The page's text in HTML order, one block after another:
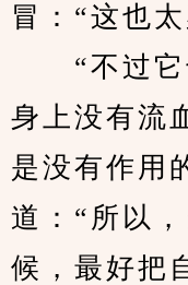
冒：“这也
“不过它
身上没有流
是没有作用
道：“所以
候，最好把